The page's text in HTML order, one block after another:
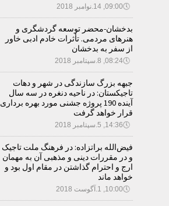
🕔09:00, 14.نوامبر 2018
بدخشان-محضر توسعه گردشگری و
هنرهای مردمی. تأثرات خادم ادبی خاور
از سفر به بدخشان
🕔08:24, 8.سپتامبر 2018
جبهه بزرگ سازندگی در شهر و دهات
تاجیکستان: در ناحیه دنغره در سه سال
آینده 190 پروژه جشنی مورد بهره برداری
قرار خواهد گرفت
🕔14:36, 5.سپتامبر 2018
فیض‌الله براتزاده: در فرهنگ ملت تاجیک
و در مقررات دینی و مذهبی آن به مهمان
ارج و احترام گذاشتن در مقام اول بود و
خواهد ماند
🕔10:00, 1.آگوست 2018